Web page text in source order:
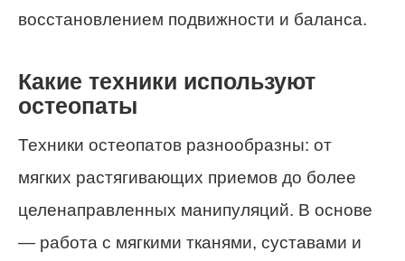
восстановлением подвижности и баланса.
Какие техники используют
остеопаты
Техники остеопатов разнообразны: от
мягких растягивающих приемов до более
целенаправленных манипуляций. В основе
— работа с мягкими тканями, суставами и